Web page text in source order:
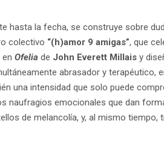
hasta la fecha, se construye sobre
colectivo “(h)amor 9 amigas”, que
enOfeliade John Everett Millaisy
abrasador y terapéutico,
una intensidad que solo puede
naufragios emocionales que dan
de melancolía, y, al mismo tiempo,